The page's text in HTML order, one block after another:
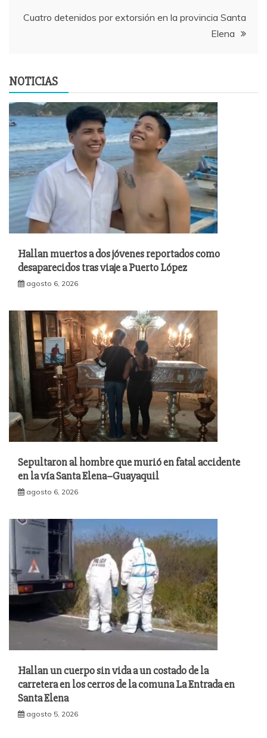
entradas
Cuatro detenidos por extorsión en la provincia Santa
Elena
NOTICIAS
Hallan muertos a dos jóvenes reportados como
desaparecidos tras viaje a Puerto López
agosto 6, 2026
Sepultaron al hombre que murió en fatal accidente
en la vía Santa Elena–Guayaquil
agosto 6, 2026
Hallan un cuerpo sin vida a un costado de la
carretera en los cerros de la comuna La Entrada en
Santa Elena
agosto 5, 2026